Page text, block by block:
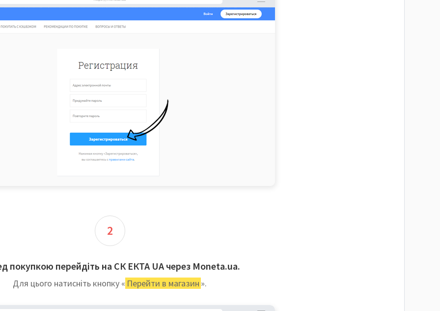
2
покупкою перейдіть на СК ЕКТА UA через Moneta.ua.
Для цього натисніть кнопку « Перейти в магазин ».